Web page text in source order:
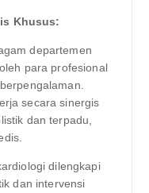
Khusus:
departemen
para profesional
secara sinergis
dan terpadu,
dilengkapi
dan intervensi